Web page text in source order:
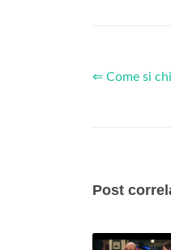
⇐ Come si
Post